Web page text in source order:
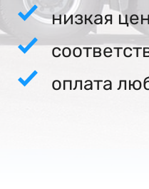
низкая
оплата